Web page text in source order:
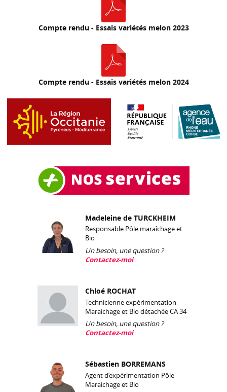
Compte rendu - Essais variétés melon 2023
Compte rendu - Essais variétés melon 2024
Madeleine de TURCKHEIM
Responsable Pôle maraîchage et
Bio
Un besoin, une question ?
Contactez-moi
Chloé ROCHAT
Technicienne expérimentation
Maraichage et Bio détachée CA 34
Un besoin, une question ?
Contactez-moi
Sébastien BORREMANS
Agent d’expérimentation Pôle
Maraichage et Bio